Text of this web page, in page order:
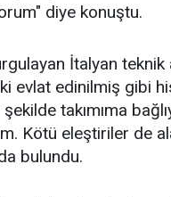
diye konuştu.
İtalyan
evlat edinilmiş gibi
takımıma
Kötü eleştiriler de
bulundu.